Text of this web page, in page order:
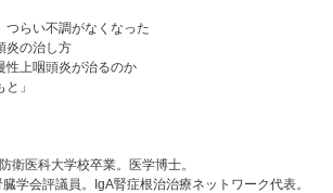
つらい不調がなくなった
炎の治し方
性上咽頭炎が治るのか
」
衛医科大学校卒業。医学博士。
学会評議員。IgA腎症根治治療ネットワーク代表。